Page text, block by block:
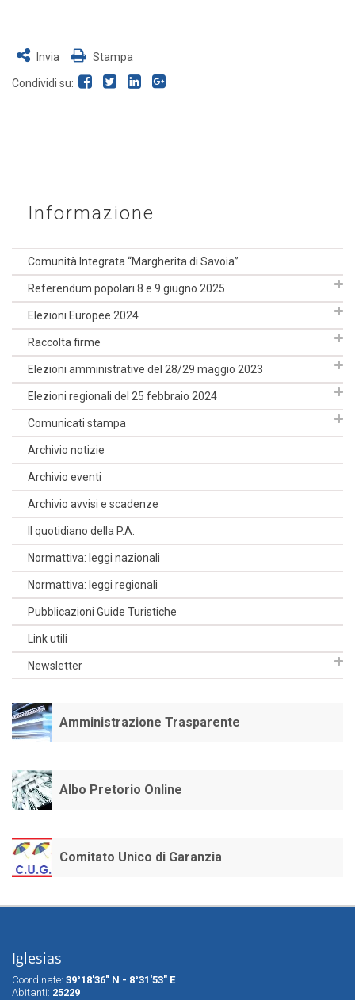
Invia Stampa
Condividi su:
Informazione
Comunità Integrata “Margherita di Savoia”
Referendum popolari 8 e 9 giugno 2025
Elezioni Europee 2024
Raccolta firme
Elezioni amministrative del 28/29 maggio 2023
Elezioni regionali del 25 febbraio 2024
Comunicati stampa
Archivio notizie
Archivio eventi
Archivio avvisi e scadenze
Il quotidiano della P.A.
Normattiva: leggi nazionali
Normattiva: leggi regionali
Pubblicazioni Guide Turistiche
Link utili
Newsletter
Amministrazione Trasparente
Albo Pretorio Online
Comitato Unico di Garanzia
Iglesias
Coordinate: 39°18'36" N - 8°31'53" E
Abitanti: 25229